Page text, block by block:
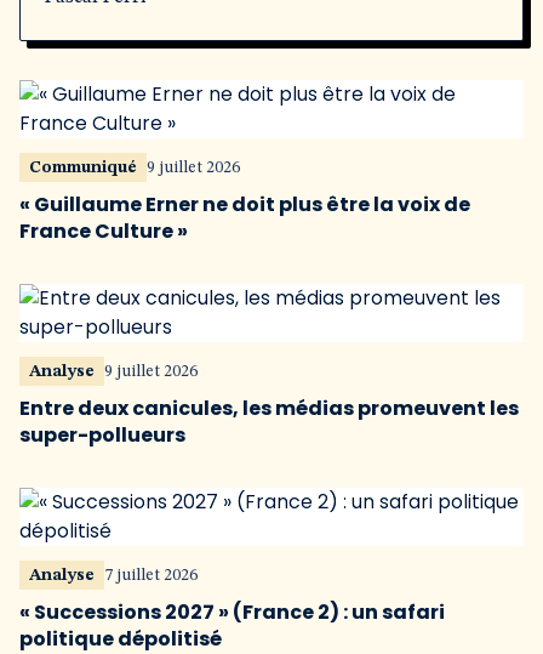
Communiqué 9 juillet 2026
« Guillaume Erner ne doit plus être la voix de
France Culture »
Analyse 9 juillet 2026
Entre deux canicules, les médias promeuvent les
super-pollueurs
Analyse 7 juillet 2026
« Successions 2027 » (France 2) : un safari
politique dépolitisé